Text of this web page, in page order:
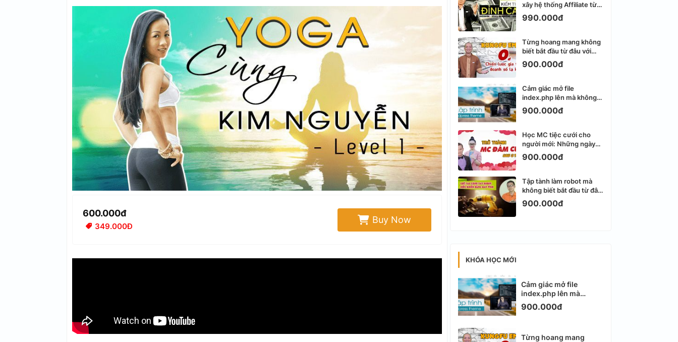
600.000đ
349.000Đ
Buy Now
xây hệ thống Affiliate từ
Facebook cá nhân
990.000đ
Từng hoang mang không
biết bắt đầu từ đâu với
Email Marketing
900.000đ
Cảm giác mở file
index.php lên mà không
biết viết gì tiếp theo
900.000đ
Học MC tiệc cưới cho
người mới: Những ngày
đầu thực sự khá ngợp
900.000đ
Tập tành làm robot mà
không biết bắt đầu từ đâu
thì dễ nản thật
900.000đ
KHÓA HỌC MỚI
Cảm giác mở file
index.php lên mà
không biết viết gì tiếp
theo
900.000đ
Từng hoang mang